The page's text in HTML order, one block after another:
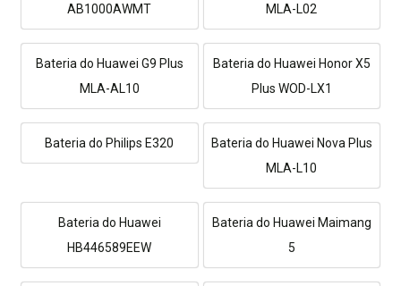
AB1000AWMT
MLA-L02
Bateria do Huawei G9 Plus
MLA-AL10
Bateria do Huawei Honor X5
Plus WOD-LX1
Bateria do Philips E320
Bateria do Huawei Nova Plus
MLA-L10
Bateria do Huawei
HB446589EEW
Bateria do Huawei Maimang
5